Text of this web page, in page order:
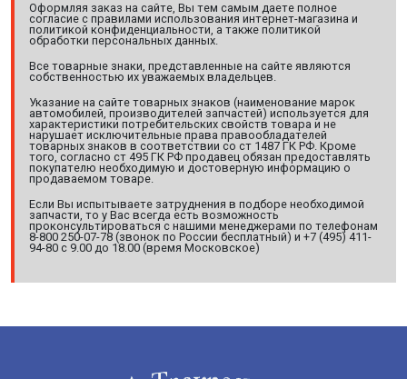
Оформляя заказ на сайте, Вы тем самым даете полное
согласие с правилами использования интернет-магазина и
политикой конфиденциальности, а также политикой
обработки персональных данных.
Все товарные знаки, представленные на сайте являются
собственностью их уважаемых владельцев.
Указание на сайте товарных знаков (наименование марок
автомобилей, производителей запчастей) используется для
характеристики потребительских свойств товара и не
нарушает исключительные права правообладателей
товарных знаков в соответствии со ст 1487 ГК РФ. Кроме
того, согласно ст 495 ГК РФ продавец обязан предоставлять
покупателю необходимую и достоверную информацию о
продаваемом товаре.
Если Вы испытываете затруднения в подборе необходимой
запчасти, то у Вас всегда есть возможность
проконсультироваться с нашими менеджерами по телефонам
8-800 250-07-78 (звонок по России бесплатный) и +7 (495) 411-
94-80 с 9.00 до 18.00 (время Московское)